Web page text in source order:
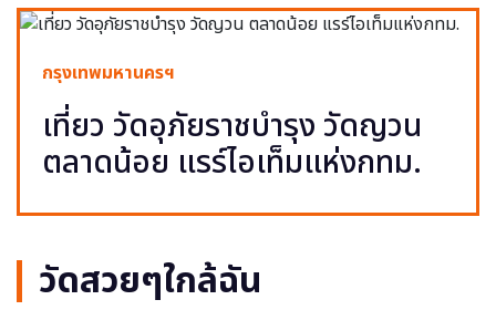
กรุงเทพมหานครฯ
เที่ยว วัดอุภัยราชบำรุง วัดญวน
ตลาดน้อย แรร์ไอเท็มแห่งกทม.
วัดสวยๆใกล้ฉัน